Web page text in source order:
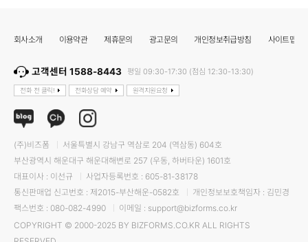
회사소개 이용약관 제휴문의 광고문의 개인정보취급방침 사이트맵
고객센터 1588-8443 평일 09:30-17:30 (점심 12:30-13:30)
전화 전 클릭! 전화상담 예약 원격지원요청
(주)비즈폼
서울특별시 강남구 역삼로 204 (역삼동) 604호
부산광역시 해운대구 해운대해변로 257 (우동, 하버타운) 1601호
대표이사 : 이선규
사업자등록번호 : 605-81-38178
통신판매업 신고번호 : 제2015-부산해운-0582호
개인정보보호책임자 : 김민경
팩스번호 : 080-082-4990
이메일 : support@bizforms.co.kr
COPYRIGHT © 2000-2025 BY BIZFORMS.CO.KR ALL RIGHTS